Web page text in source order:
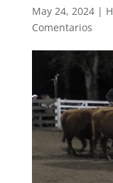
May 24, 2024|
Comentarios